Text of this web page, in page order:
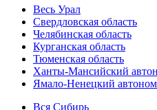
Весь Урал
Свердловская область
Челябинская область
Курганская область
Тюменская область
Ханты-Мансийский
Ямало-Ненецкий
Вся Сибирь